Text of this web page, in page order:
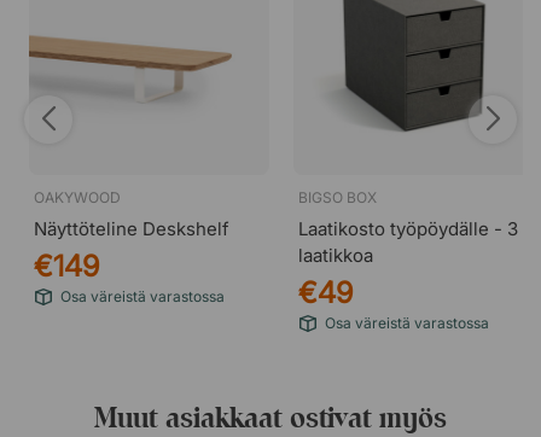
OAKYWOOD
Näyttöteline Deskshelf
€149
Osa väreistä varastossa
BIGSO BOX
Laatikosto työpöydälle - 3
laatikkoa
€49
Osa väreistä varastossa
Muut asiakkaat ostivat myös